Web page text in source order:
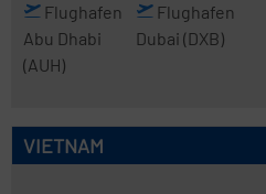
Flughafen
Abu Dhabi
(AUH)
Flughafen
Dubai (DXB)
VIETNAM